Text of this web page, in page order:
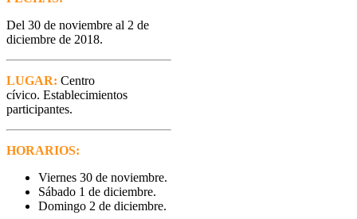
Del 30 de noviembre al 2 de
diciembre de 2018.
LUGAR: Centro
cívico. Establecimientos
participantes.
HORARIOS:
Viernes 30 de noviembre.
Sábado 1 de diciembre.
Domingo 2 de diciembre.